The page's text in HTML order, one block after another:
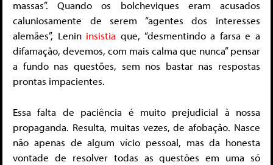
massas”. Quando os bolcheviques eram acusados
caluniosamente de serem “agentes dos interesses
alemães”, Lenin insistia que, “desmentindo a farsa e a
difamação, devemos, com mais calma que nunca” pensar
a fundo nas questões, sem nos bastar nas respostas
prontas impacientes.
Essa falta de paciência é muito prejudicial à nossa
propaganda. Resulta, muitas vezes, de afobação. Nasce
não apenas de algum vício pessoal, mas da honesta
vontade de resolver todas as questões em uma só